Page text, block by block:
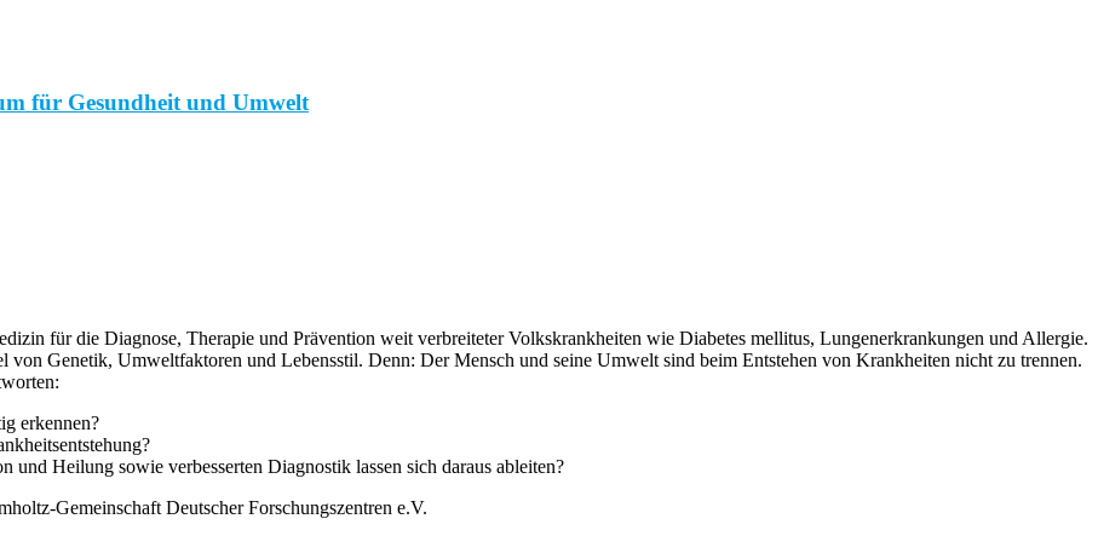
für Gesundheit und Umwelt
für die Diagnose, Therapie und Prävention weit verbreiteter Volkskrankheiten wie Diabetes mellitus, Lungenerkrankungen und Allergie.
von Genetik, Umweltfaktoren und Lebensstil. Denn: Der Mensch und seine Umwelt sind beim Entstehen von Krankheiten nicht zu trennen.
erkennen?
Heilung sowie verbesserten Diagnostik lassen sich daraus ableiten?
Gemeinschaft Deutscher Forschungszentren e.V.